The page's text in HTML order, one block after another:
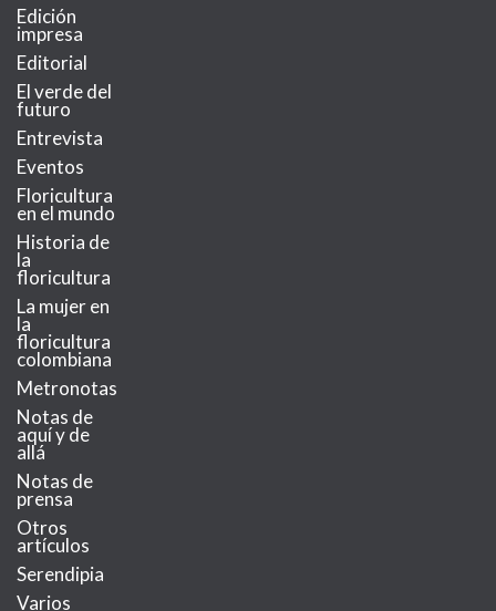
Edición
impresa
Editorial
El verde del
futuro
Entrevista
Eventos
Floricultura
en el mundo
Historia de
la
floricultura
La mujer en
la
floricultura
colombiana
Metronotas
Notas de
aquí y de
allá
Notas de
prensa
Otros
artículos
Serendipia
Varios